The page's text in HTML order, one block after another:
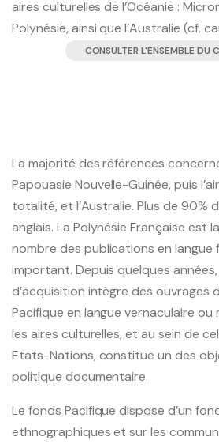
aires culturelles de l’Océanie :
Polynésie, ainsi que l’Australie (cf.
CONSULTER L'ENSEMBLE DU
La majorité des références
Papouasie Nouvelle-Guinée, puis
totalité, et l’Australie. Plus de 90%
anglais. La Polynésie Française est
nombre des publications en langue
important. Depuis quelques
d’acquisition intègre des ouvrages
Pacifique en langue vernaculaire ou
les aires culturelles, et au sein de
Etats-Nations, constitue un des
politique documentaire.
Le fonds Pacifique dispose d’un
ethnographiques et sur les